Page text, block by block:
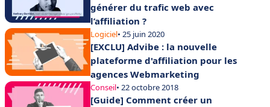
générer du trafic web avec
l’affiliation ?
Logiciel• 25 juin 2020
[EXCLU] Advibe : la nouvelle
plateforme d'affiliation pour les
agences Webmarketing
Conseil• 22 octobre 2018
[Guide] Comment créer un